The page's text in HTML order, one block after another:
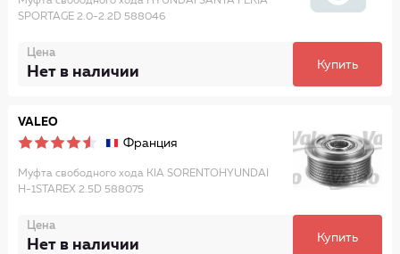
SPORTAGE 2.0-2.2D 588046
Цена
Нет в наличии Купить
VALEO
Франция
Муфта свободного хода KIA SORENTOHYUNDAI
H-1STAREX 2.5D 588075
Цена
Нет в наличии Купить